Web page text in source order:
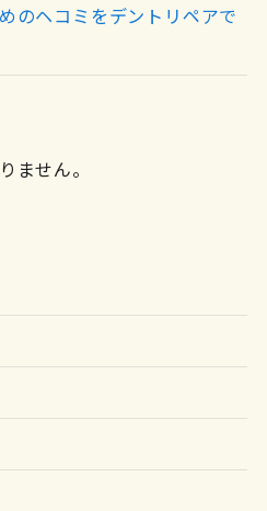
のヘコミをデントリペアで
ません。